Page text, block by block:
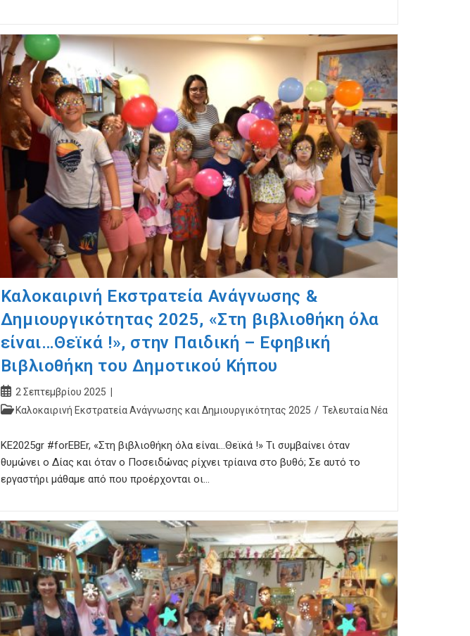
Καλοκαιρινή Εκστρατεία Ανάγνωσης &
Δημιουργικότητας 2025, «Στη βιβλιοθήκη όλα
είναι…Θεϊκά !», στην Παιδική – Εφηβική
Βιβλιοθήκη του Δημοτικού Κήπου
Post
published:
2 Σεπτεμβρίου 2025
PostΚαλοκαιρινή Εκστρατεία Ανάγνωσης και Δημιουργικότητας 2025 / Τελευταία Νέα
ΚΕ2025gr #forEBEr, «Στη βιβλιοθήκη όλα είναι…Θεϊκά !» Τι συμβαίνει όταν
θυμώνει ο Δίας και όταν ο Ποσειδώνας ρίχνει τρίαινα στο βυθό; Σε αυτό το
εργαστήρι μάθαμε από που προέρχονται οι…